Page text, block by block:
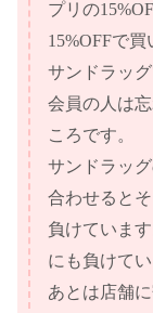
プリの
15%OFFで買
サンドラッ
会員の人は
ころです。
サンドラッ
合わせると
負けていま
にも負けて
あとは店舗